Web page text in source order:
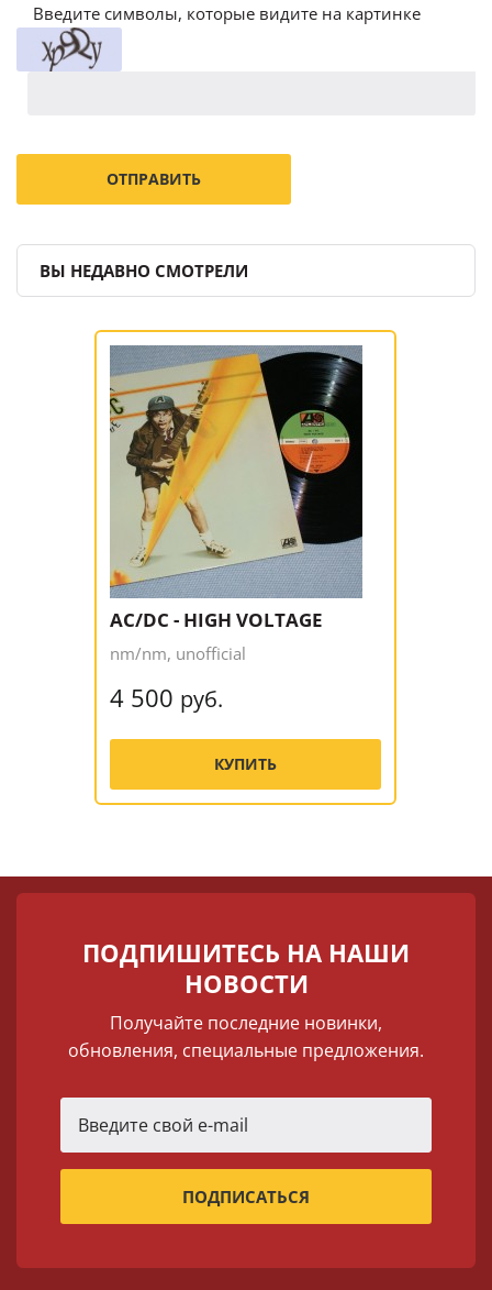
Введите символы, которые видите на картинке
ВЫ НЕДАВНО СМОТРЕЛИ
AC/DC - HIGH VOLTAGE
nm/nm, unofficial
4 500 руб.
КУПИТЬ
ПОДПИШИТЕСЬ НА НАШИ
НОВОСТИ
Получайте последние новинки,
обновления, специальные предложения.